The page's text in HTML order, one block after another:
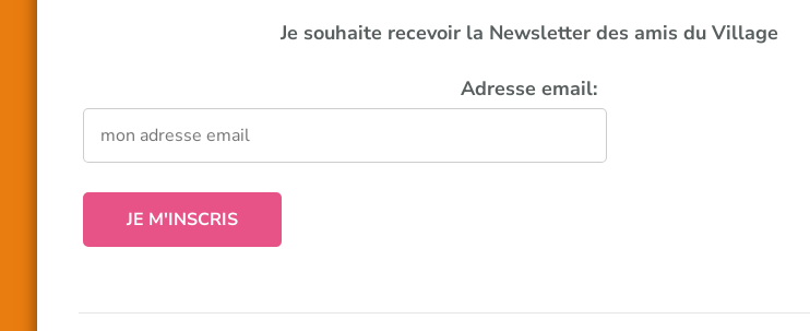
Je souhaite recevoir la Newsletter des amis du Village
Adresse email: